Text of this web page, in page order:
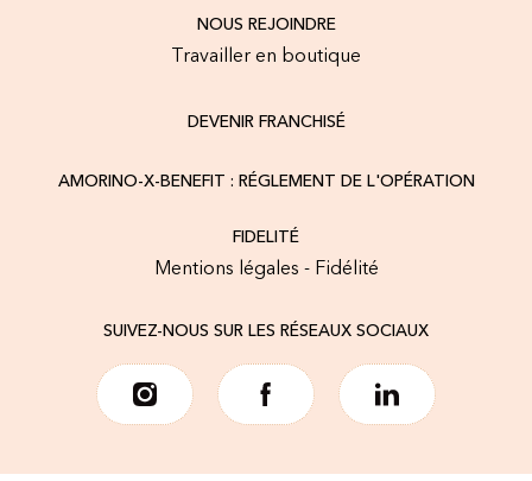
NOUS REJOINDRE
Travailler en boutique
DEVENIR FRANCHISÉ
AMORINO-X-BENEFIT : RÉGLEMENT DE L'OPÉRATION
FIDELITÉ
Mentions légales - Fidélité
SUIVEZ-NOUS SUR LES RÉSEAUX SOCIAUX